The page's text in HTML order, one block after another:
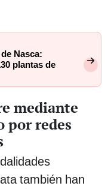
Nasca:
plantas de
mediante
por redes
también han